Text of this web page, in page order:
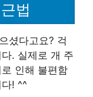
법
셨다고요? 걱
. 실제로 개 주
인해 불편함
! ^^